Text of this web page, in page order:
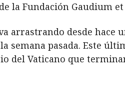
la Fundación Gaudium et
arrastrando desde hace
semana pasada. Este
del Vaticano que